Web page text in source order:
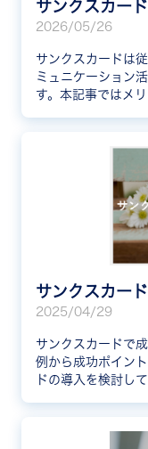
2026/05/26
サンクスカードは
ミュニケーション
す。本記事ではメ
2025/04/29
サンクスカードで
例から成功ポイン
ドの導入を検討し